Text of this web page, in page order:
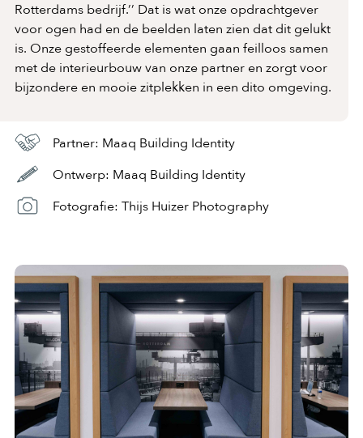
Rotterdams bedrijf.’’ Dat is wat onze opdrachtgever
voor ogen had en de beelden laten zien dat dit gelukt
is. Onze gestoffeerde elementen gaan feilloos samen
met de interieurbouw van onze partner en zorgt voor
bijzondere en mooie zitplekken in een dito omgeving.
Partner: Maaq Building Identity
Ontwerp: Maaq Building Identity
Fotografie: Thijs Huizer Photography